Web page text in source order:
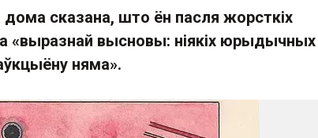
дома сказана, што ён пасля жорсткіх
«выразнай высновы: ніякіх юрыдычных
няма».